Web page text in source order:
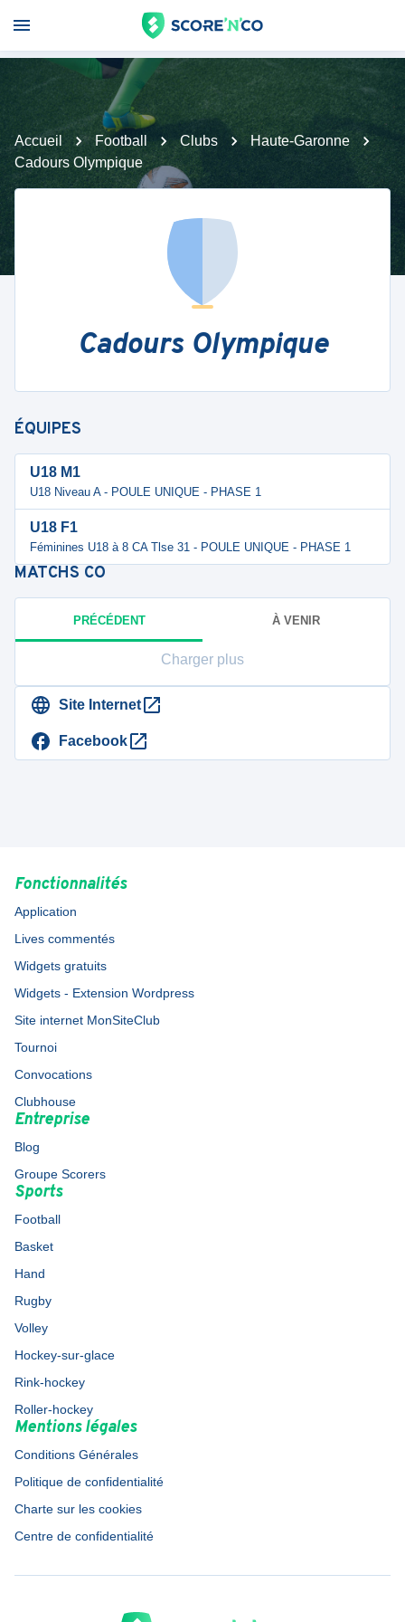
Accueil Football Clubs
Haute-Garonne
Cadours Olympique
Cadours Olympique
ÉQUIPES
U18 M1
U18 Niveau A - POULE UNIQUE - PHASE 1
U18 F1
Féminines U18 à 8 CA Tlse 31 - POULE UNIQUE - PHASE 1
MATCHS CO
PRÉCÉDENT À VENIR
Charger plus
Site Internet
Facebook
Fonctionnalités
Application
Lives commentés
Widgets gratuits
Widgets - Extension Wordpress
Site internet MonSiteClub
Tournoi
Convocations
Clubhouse
Entreprise
Blog
Groupe Scorers
Sports
Football
Basket
Hand
Rugby
Volley
Hockey-sur-glace
Rink-hockey
Roller-hockey
Mentions légales
Conditions Générales
Politique de confidentialité
Charte sur les cookies
Centre de confidentialité